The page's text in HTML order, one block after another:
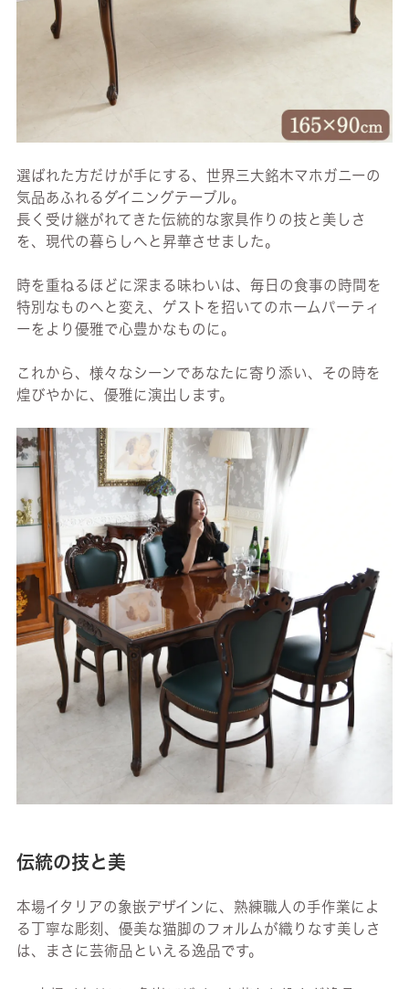
選ばれた方だけが手にする、世界三大銘木マホガニーの
気品あふれるダイニングテーブル。
長く受け継がれてきた伝統的な家具作りの技と美しさ
を、現代の暮らしへと昇華させました。
時を重ねるほどに深まる味わいは、毎日の食事の時間を
特別なものへと変え、ゲストを招いてのホームパーティ
ーをより優雅で心豊かなものに。
これから、様々なシーンであなたに寄り添い、その時を
煌びやかに、優雅に演出します。
伝統の技と美
本場イタリアの象嵌デザインに、熟練職人の手作業によ
る丁寧な彫刻、優美な猫脚のフォルムが織りなす美しさ
は、まさに芸術品といえる逸品です。